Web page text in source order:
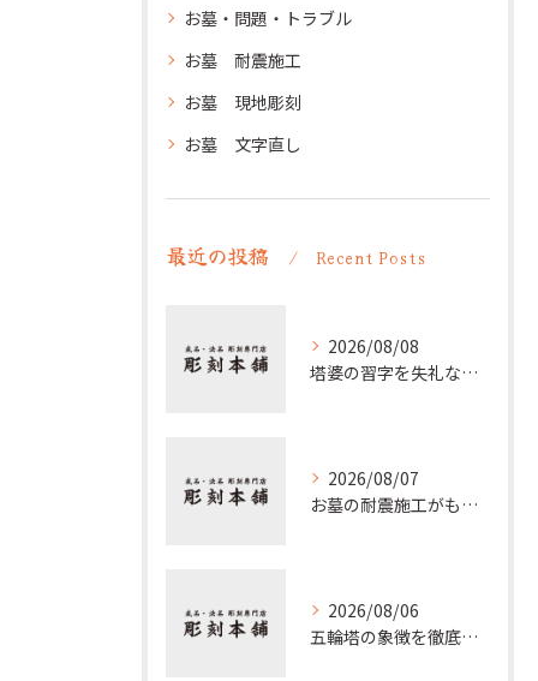
お墓・問題・トラブル
お墓 耐震施工
お墓 現地彫刻
お墓 文字直し
最近の投稿 Recent Posts
2026/08/08
塔婆の習字を失礼なく仕上げる基本と卒塔婆の文字や梵字の意味まで徹底ガイド
2026/08/07
お墓の耐震施工がもたらす家族と供養の安心とその重要性を徹底解説
2026/08/06
五輪塔の象徴を徹底解説 仏教五大や梵字の意味と歴史的背景